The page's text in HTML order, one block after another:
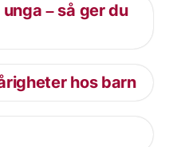
– så ger du
hos barn